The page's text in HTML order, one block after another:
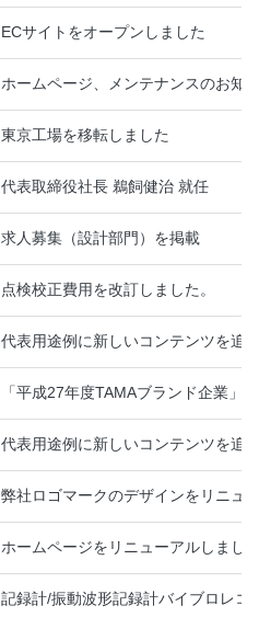
ECサイトをオープンしました
ホームページ、メンテナンスのお知
東京工場を移転しました
代表取締役社長 鵜飼健治 就任
求人募集（設計部門）を掲載
点検校正費用を改訂しました。
代表用途例に新しいコンテンツを追
「平成27年度TAMAブランド企業」
代表用途例に新しいコンテンツを追
弊社ロゴマークのデザインをリニュ
ホームページをリニューアルしまし
記録計/振動波形記録計バイブロレ